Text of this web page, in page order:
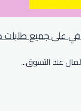
عند التسوق...